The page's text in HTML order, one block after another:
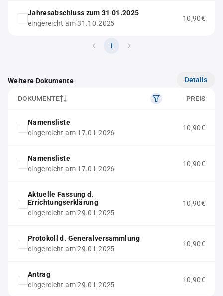
Jahresabschluss zum 31.01.2025
eingereicht am 31.10.2025
10,90€
1
Weitere Dokumente Details
DOKUMENTE PREIS
Namensliste
eingereicht am 17.01.2026
10,90€
Namensliste
eingereicht am 17.01.2026
10,90€
Aktuelle Fassung d.
Errichtungserklärung
eingereicht am 29.01.2025
10,90€
Protokoll d. Generalversammlung
eingereicht am 29.01.2025
10,90€
Antrag
eingereicht am 29.01.2025
10,90€